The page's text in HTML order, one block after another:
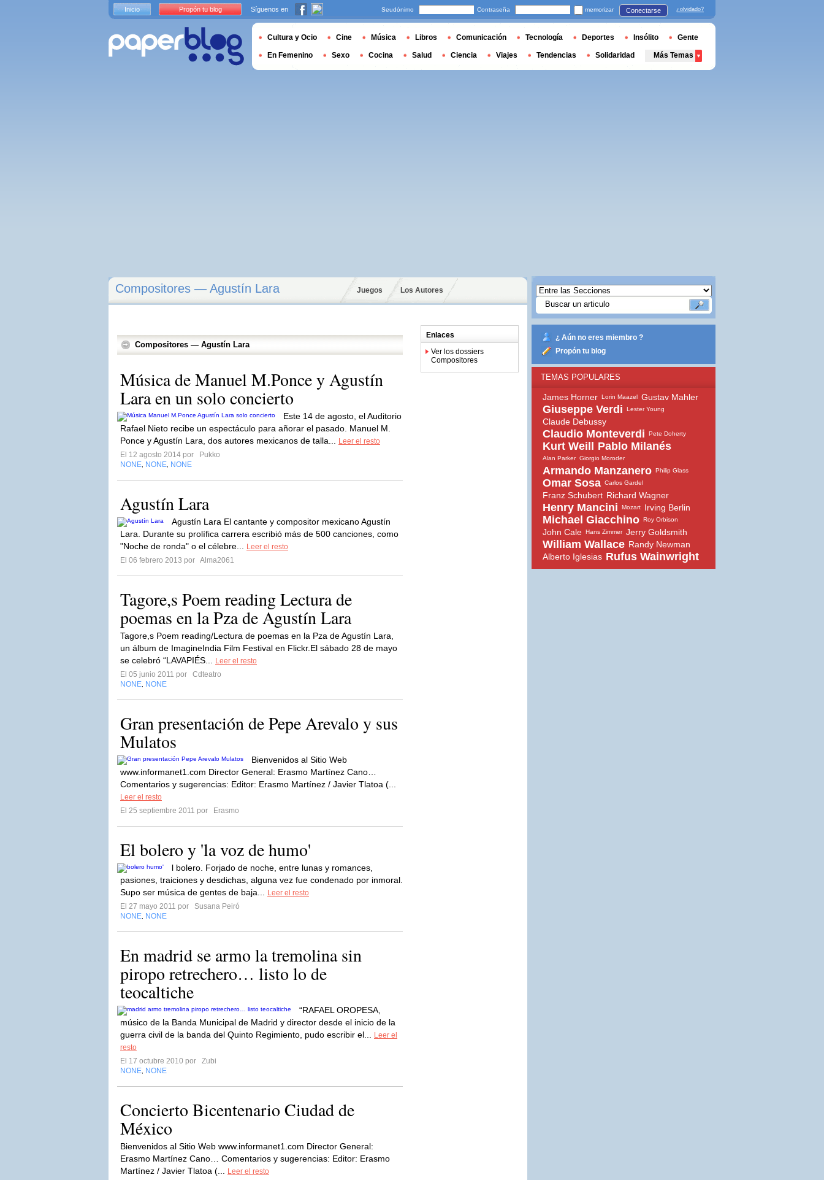
Compositores — Agustín Lara Juegos Los Autores
Compositores — Agustín Lara
Música de Manuel M.Ponce y Agustín
Lara en un solo concierto
Este 14 de agosto, el Auditorio
Rafael Nieto recibe un espectáculo para añorar el pasado. Manuel M.
Ponce y Agustín Lara, dos autores mexicanos de talla...
Leer el resto
El 12 agosto 2014 por
Pukko
NONE NONE NONE
Agustín Lara
Agustín Lara El cantante y compositor mexicano Agustín
Lara. Durante su prolífica carrera escribió más de 500 canciones, como
"Noche de ronda" o el célebre...
Leer el resto
El 06 febrero 2013 por Alma2061
Tagore,s Poem reading Lectura de
poemas en la Pza de Agustín Lara
Tagore,s Poem reading/Lectura de poemas en la Pza de Agustín Lara,
un álbum de ImagineIndia Film Festival en Flickr.El sábado 28 de mayo
se celebró “LAVAPIÉS...
Leer el resto
El 05 junio 2011 por
Cdteatro
NONE NONE
Gran presentación de Pepe Arevalo y sus
Mulatos
Bienvenidos al Sitio Web
www.informanet1.com Director General: Erasmo Martínez Cano…
Comentarios y sugerencias: Editor: Erasmo Martínez / Javier Tlatoa (...
Leer el resto
El 25 septiembre 2011 por
Erasmo
El bolero y 'la voz de humo'
l bolero. Forjado de noche, entre lunas y romances,
pasiones, traiciones y desdichas, alguna vez fue condenado por inmoral.
Supo ser música de gentes de baja...
Leer el resto
El 27 mayo 2011 por
Susana Peiró
NONE NONE
En madrid se armo la tremolina sin
piropo retrechero… listo lo de
teocaltiche
“RAFAEL OROPESA,
músico de la Banda Municipal de Madrid y director desde el inicio de la
guerra civil de la banda del Quinto Regimiento, pudo escribir el...
Leer el
resto
El 17 octubre 2010 por
Zubi
NONE NONE
Concierto Bicentenario Ciudad de
México
Bienvenidos al Sitio Web www.informanet1.com Director General:
Erasmo Martínez Cano… Comentarios y sugerencias: Editor: Erasmo
Martínez / Javier Tlatoa (...
Leer el resto
Enlaces
Ver los dossiers
Compositores
¿ Aún no eres miembro ?
Propón tu blog
TEMAS POPULARES
James Horner Lorin Maazel Gustav Mahler
Giuseppe Verdi Lester Young
Claude Debussy
Claudio Monteverdi Pete Doherty
Kurt Weill Pablo Milanés
Alan Parker Giorgio Moroder
Armando Manzanero Philip Glass
Omar Sosa Carlos Gardel
Franz Schubert Richard Wagner
Henry Mancini Mozart Irving Berlin
Michael Giacchino Roy Orbison
John Cale Hans Zimmer Jerry Goldsmith
William Wallace Randy Newman
Alberto Iglesias Rufus Wainwright
Inicio Propón tu blog Síguenos en Seudónimo Contraseña memorizar Conectarse ¿olvidado?
Cultura y Ocio Cine Música Libros Comunicación Tecnología Deportes Insólito Gente
En Femenino Sexo Cocina Salud Ciencia Viajes Tendencias Solidaridad Más Temas